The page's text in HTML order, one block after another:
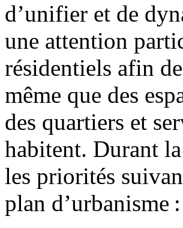
d’unifier et de
une attention
résidentiels afin
même que des
des quartiers et
habitent. Durant
les priorités
plan d’urbanisme :